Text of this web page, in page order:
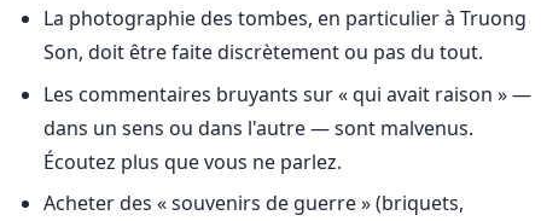
La photographie des tombes, en particulier à Truong
Son, doit être faite discrètement ou pas du tout.
Les commentaires bruyants sur « qui avait raison » —
dans un sens ou dans l'autre — sont malvenus.
Écoutez plus que vous ne parlez.
Acheter des « souvenirs de guerre » (briquets,